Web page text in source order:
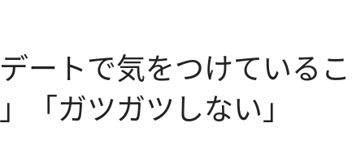
ートで気をつけているこ
「ガツガツしない」